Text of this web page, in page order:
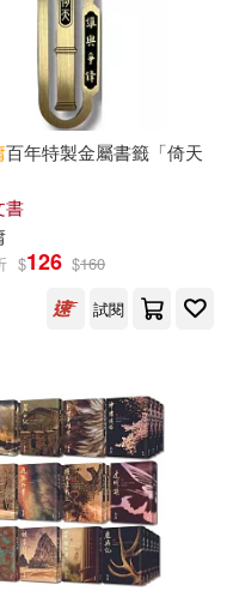
景(21)
百年特製金屬書籤「倚天
書
$126 $160
試閱